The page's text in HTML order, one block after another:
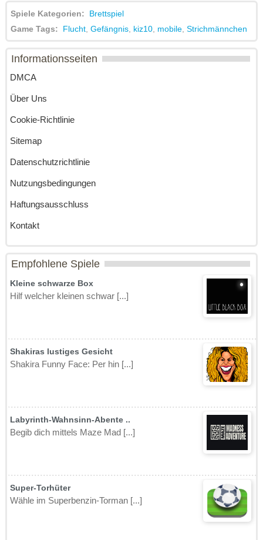
Spiele Kategorien: Brettspiel
Game Tags: Flucht, Gefängnis, kiz10, mobile, Strichmännchen
Informationsseiten
DMCA
Über Uns
Cookie-Richtlinie
Sitemap
Datenschutzrichtlinie
Nutzungsbedingungen
Haftungsausschluss
Kontakt
Empfohlene Spiele
Kleine schwarze Box
Hilf welcher kleinen schwar [...]
Shakiras lustiges Gesicht
Shakira Funny Face: Per hin [...]
Labyrinth-Wahnsinn-Abente ..
Begib dich mittels Maze Mad [...]
Super-Torhüter
Wähle im Superbenzin-Torman [...]